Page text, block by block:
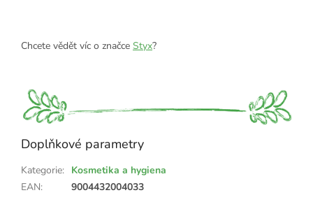
Chcete vědět víc o značce Styx?
Doplňkové parametry
Kategorie: Kosmetika a hygiena
EAN: 9004432004033